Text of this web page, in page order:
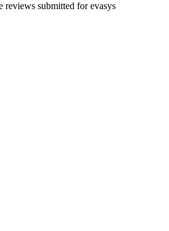
reviews submitted for evasys